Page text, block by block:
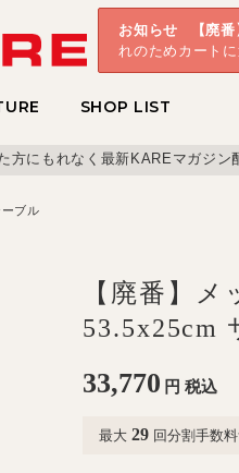
お知らせ
【廃
れのためカート
SHOP LIST
方にもれなく最新KAREマガジン
ブル
【廃番】
53.5x25cm
33,770 円 税込
最大 29 回分割手数